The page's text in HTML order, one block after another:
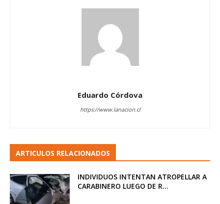
Eduardo Córdova
https://www.lanacion.cl
ARTICULOS RELACIONADOS
INDIVIDUOS INTENTAN ATROPELLAR A
CARABINERO LUEGO DE R...